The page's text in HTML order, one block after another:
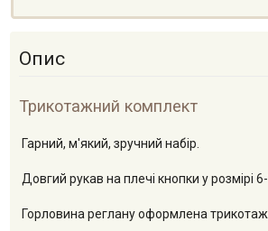
Опис
Трикотажний комплект
Гарний, м'який, зручний набір.
Довгий рукав на плечі кнопки у розмірі 6-
Горловина реглану оформлена